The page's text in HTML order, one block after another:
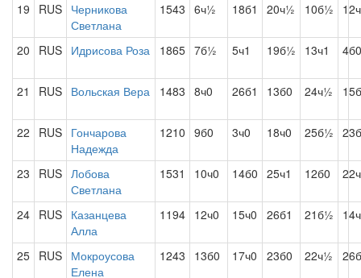
19 RUS Черникова
Светлана
1543 6ч½ 18б1 20ч½ 10б½
20 RUS Идрисова Роза 1865 7б½ 5ч1 19б½ 13ч1 4б0
21 RUS Вольская Вера 1483 8ч0 26б1 13б0 24ч½
22 RUS Гончарова
Надежда
1210 9б0 3ч0 18ч0 25б½
23 RUS Лобова
Светлана
1531 10ч0 14б0 25ч1 12б0
24 RUS Казанцева
Алла
1194 12ч0 15ч0 26б1 21б½
25 RUS Мокроусова
Елена
1243 13б0 17ч0 23б0 22ч½